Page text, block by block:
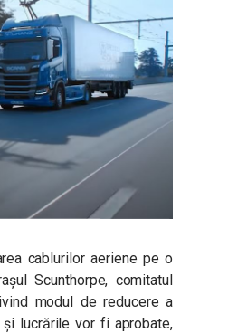
cablurilor aeriene pe o
Scunthorpe, comitatul
modul de reducere a
lucrările vor fi aprobate,